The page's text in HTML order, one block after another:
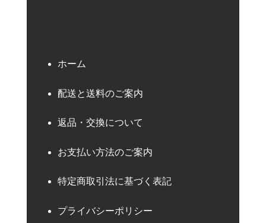
ホーム
配送と送料のご案内
返品・交換について
お支払い方法のご案内
特定商取引法に基づく表記
プライバシーポリシー